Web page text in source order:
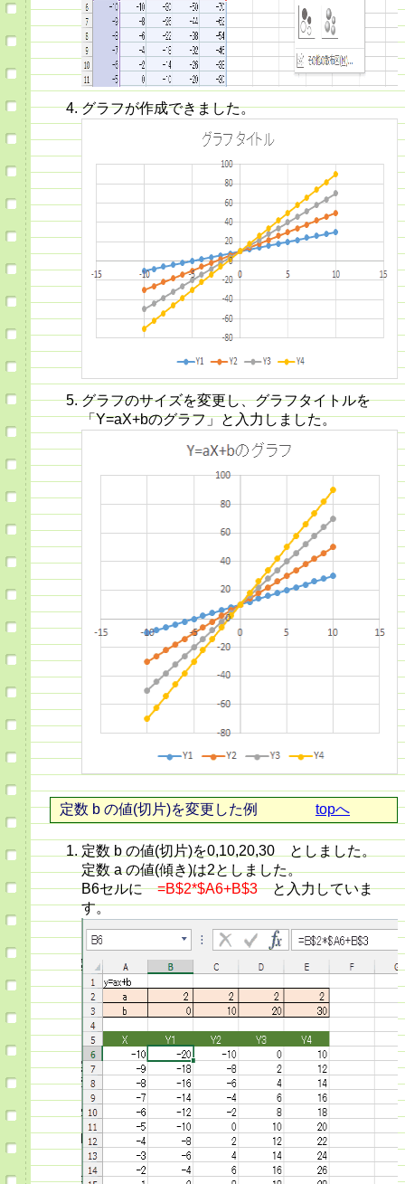
グラフが作成できました。
グラフのサイズを変更し、グラフタイトルを
「Y=aX+bのグラフ」と入力しました。
定数 b の値(切片)を変更した例 topへ
定数 b の値(切片)を0,10,20,30 としました。
定数 a の値(傾き)は2としました。
B6セルに=B$2*$A6+B$3と入力していま
す。